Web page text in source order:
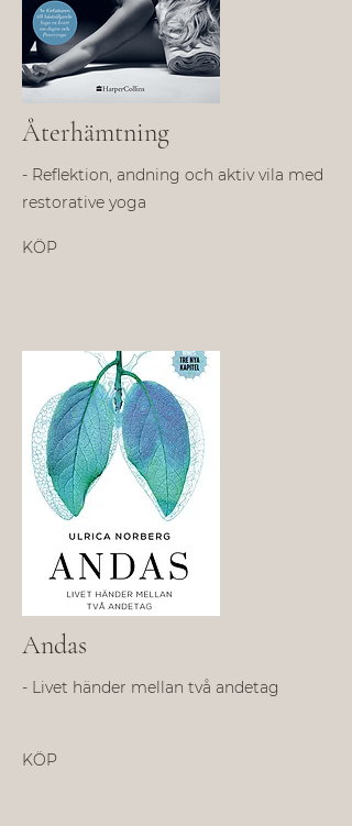
Återhämtning
- Reflektion, andning och aktiv vila med
restorative yoga
KÖP
Andas
- Livet händer mellan två andetag
KÖP